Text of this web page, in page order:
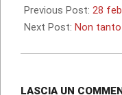
03-
01
Previous Post: 28
Next Post: Non
LASCIA UN